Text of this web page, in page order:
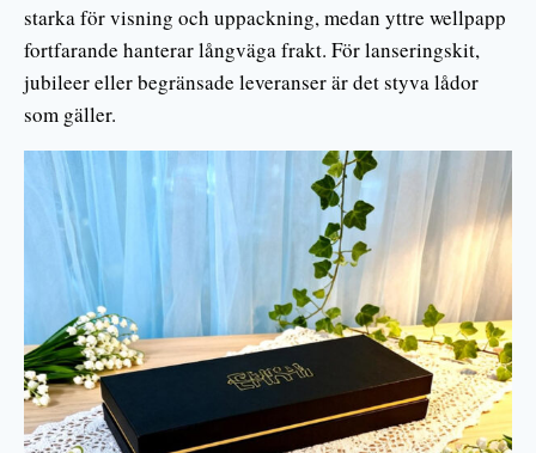
starka för visning och uppackning, medan yttre wellpapp
fortfarande hanterar långväga frakt. För lanseringskit,
jubileer eller begränsade leveranser är det styva lådor
som gäller.